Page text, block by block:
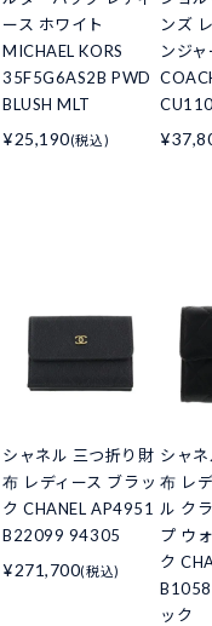
ース ホワイト
MICHAEL KORS
35F5G6AS2B PWD
BLUSH MLT
¥25,190(税込)
ンズ
ンジ
シャネル 三つ折り財
布 レディース ブラッ
ク CHANEL AP4951
B22099 94305
¥271,700(税込)
シャ
布 レ
ル ク
プ ウ
ク
ック